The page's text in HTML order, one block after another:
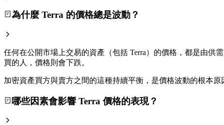
為什麼 Terra 的價格總是波動？
任何在公開市場上交易的資產（包括 Terra）的價格，都是由供
買的人，價格則會下跌。
加密資產買方與賣方之間的這種持續平衡，是價格波動的根本
哪些因素會影響 Terra 價格的表現？